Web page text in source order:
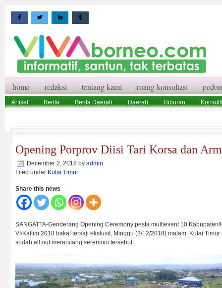
home redaksi tentang kami ruang konsultasi
Artikel Berita Berita Daerah Daerah Hiburan
Opening Porprov Diisi Tari Korsa dan
December 2, 2018 by admin
Filed under Kutai Timur
Share this news
SANGATTA-Genderang Opening Ceremony pesta multievent 10
VI/Kaltim 2018 bakal tersaji ekslusif, Minggu (2/12/2018) malam. Kutai
sudah all out merancang seremoni tersebut.